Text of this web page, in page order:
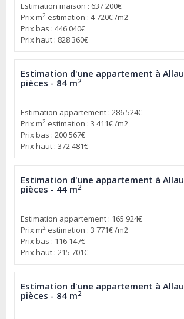
Estimation maison : 637 200€
Prix m2 estimation : 4 720€ /m2
Prix bas : 446 040€
Prix haut : 828 360€
Estimation d'une appartement à
pièces - 84 m2
Estimation appartement : 286 524€
Prix m2 estimation : 3 411€ /m2
Prix bas : 200 567€
Prix haut : 372 481€
Estimation d'une appartement à
pièces - 44 m2
Estimation appartement : 165 924€
Prix m2 estimation : 3 771€ /m2
Prix bas : 116 147€
Prix haut : 215 701€
Estimation d'une appartement à
pièces - 84 m2